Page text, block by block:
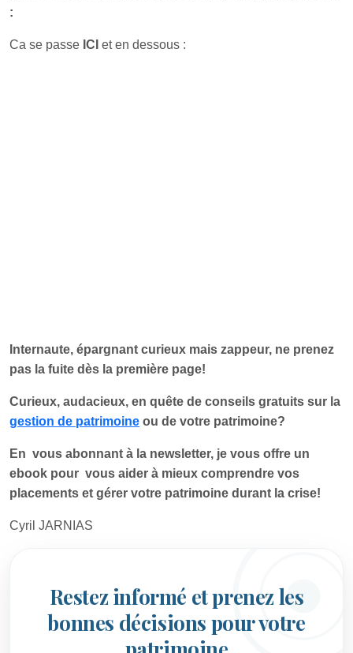
:
Ca se passe ICI et en dessous :
Internaute, épargnant curieux mais zappeur, ne prenez
pas la fuite dès la première page!
Curieux, audacieux, en quête de conseils gratuits sur la
gestion de patrimoine ou de votre patrimoine?
En vous abonnant à la newsletter, je vous offre un
ebook pour vous aider à mieux comprendre vos
placements et gérer votre patrimoine durant la crise!
Cyril JARNIAS
Restez informé et prenez les
bonnes décisions pour votre